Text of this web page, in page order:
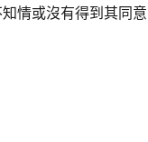
情或沒有得到其同